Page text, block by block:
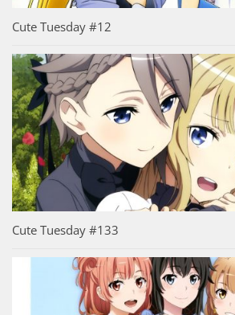
Cute Tuesday #12
Cute Tuesday #133